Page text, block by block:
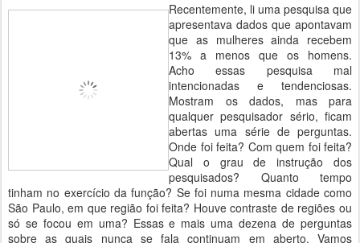
Recentemente, li uma pesquisa que
apresentava dados que apontavam
que as mulheres ainda recebem
13% a menos que os homens.
Acho essas pesquisa mal
intencionadas e tendenciosas.
Mostram os dados, mas para
qualquer pesquisador sério, ficam
abertas uma série de perguntas.
Onde foi feita? Com quem foi feita?
Qual o grau de instrução dos
pesquisados? Quanto tempo
tinham no exercício da função? Se foi numa mesma cidade como
São Paulo, em que região foi feita? Houve contraste de regiões ou
só se focou em uma? Essas e mais uma dezena de perguntas
sobre as quais nunca se fala continuam em aberto. Vamos